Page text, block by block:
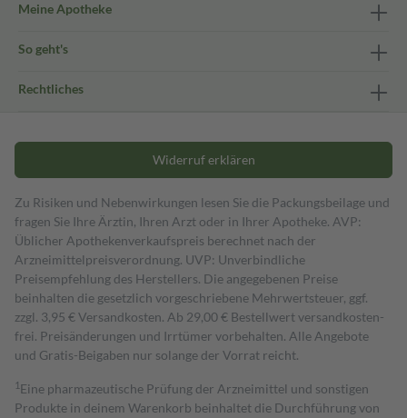
Meine Apotheke
So geht's
Rechtliches
Widerruf erklären
Zu Risiken und Nebenwirkungen lesen Sie die Packungsbeilage und
fragen Sie Ihre Ärztin, Ihren Arzt oder in Ihrer Apotheke. AVP:
Üblicher Apothekenverkaufspreis berechnet nach der
Arzneimittelpreisverordnung. UVP: Unverbindliche
Preisempfehlung des Herstellers. Die angegebenen Preise
beinhalten die gesetzlich vorgeschriebene Mehrwertsteuer, ggf.
zzgl. 3,95 € Versandkosten. Ab 29,00 € Bestell­wert versand­kosten­
frei. Preisänderungen und Irrtümer vorbehalten. Alle Angebote
und Gratis-Beigaben nur solange der Vorrat reicht.
1 Eine pharmazeutische Prüfung der Arzneimittel und sonstigen
Produkte in deinem Warenkorb beinhaltet die Durchführung von